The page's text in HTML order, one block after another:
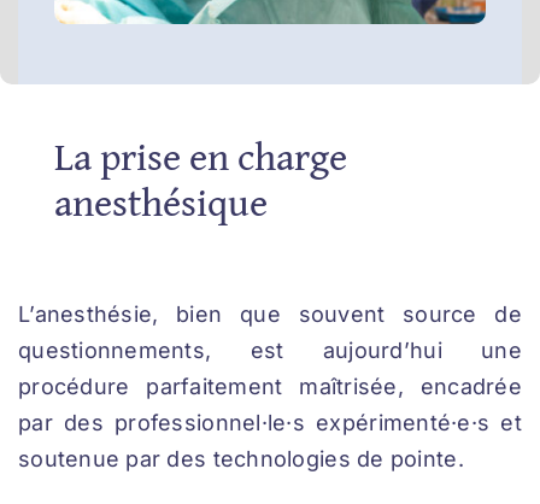
La prise en charge
anesthésique
L’anesthésie, bien que souvent source de
questionnements, est aujourd’hui une
procédure parfaitement maîtrisée, encadrée
par des professionnel·le·s expérimenté·e·s et
soutenue par des technologies de pointe.